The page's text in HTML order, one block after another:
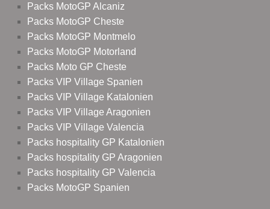
Packs MotoGP Alcaniz
Packs MotoGP Cheste
Packs MotoGP Montmelo
Packs MotoGP Motorland
Packs Moto GP Cheste
Packs VIP Village Spanien
Packs VIP Village Katalonien
Packs VIP Village Aragonien
Packs VIP Village Valencia
Packs hospitality GP Katalonien
Packs hospitality GP Aragonien
Packs hospitality GP Valencia
Packs MotoGP Spanien